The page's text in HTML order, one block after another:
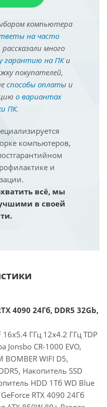
компьютера
на часто
рассказали много
гарантию на ПКи
покупателей,
способы оплатыи
о вариантах
ПК.
компьютеров,
и
всё, мы
в своей
4090 24Гб, DDR5 32Gb,
ГГц 12x4.2 ГГц TDP
Jonsbo CR-1000 EVO,
WIFI D5,
Накопитель SSD
HDD 1Тб WD Blue
RTX 4090 24Гб